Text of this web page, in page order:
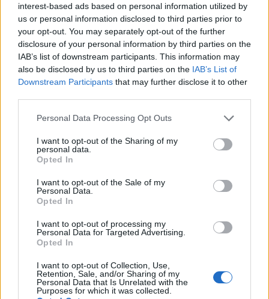
interest-based ads based on personal information utilized by
us or personal information disclosed to third parties prior to
your opt-out. You may separately opt-out of the further
disclosure of your personal information by third parties on the
IAB’s list of downstream participants. This information may
also be disclosed by us to third parties on the IAB’s List of
Downstream Participants that may further disclose it to other
Please note that this website/app uses one or more Google
not limited to your visit or usage behaviour. You may click to
grant or deny consent to Google and its third-party tags to
use your data for below specified purposes in below Google
consent section.
Personal Data Processing Opt Outs
I want to opt-out of the Sharing of my
personal data.
Opted In
I want to opt-out of the Sale of my
Personal Data.
Opted In
I want to opt-out of processing my
Personal Data for Targeted Advertising.
Opted In
I want to opt-out of Collection, Use,
Retention, Sale, and/or Sharing of my
Personal Data that Is Unrelated with the
Purposes for which it was collected.
Cena a base di vitello al D’O: Oldani
racconta qualità e filiera
Una cena al D’O di Cornaredo ha trasformato il vitello nel
protagonista di un menu di cinque portate firmato da Davide
Oldani,…
Camilla Bellini · 6 Giu 2026
WEEKEND
Itinerario in Sicilia orientale: arte, cucina e